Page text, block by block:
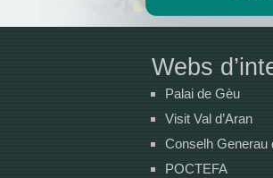
Webs
Palai de Gèu
Visit Val d’Aran
Conselh Generau
POCTEFA